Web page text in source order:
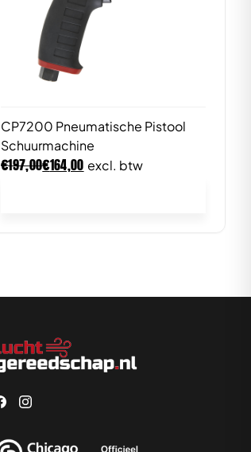
CP7200 Pneumatische Pistool
Schuurmachine
€197,00€164,00 excl. btw